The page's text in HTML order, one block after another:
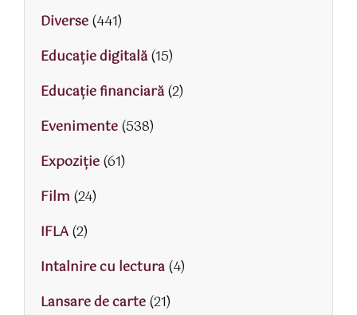
Diverse(441)
Educaţie digitală(15)
Educaţie financiară(2)
Evenimente(538)
Expoziție(61)
Film (24)
IFLA(2)
Intalnire cu lectura(4)
Lansare de carte(21)